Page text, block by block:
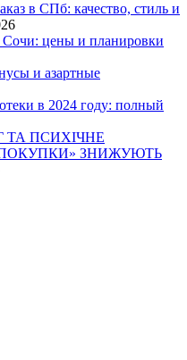
в СПб: качество, стиль и
цены и планировки
и азартные
в 2024 году: полный
ПСИХІЧНЕ
ЗНИЖУЮТЬ